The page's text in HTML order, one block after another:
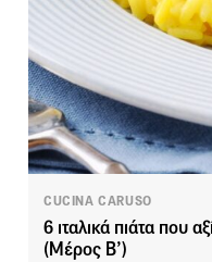
CUCINA CARUSO
6 ιταλικά πιάτα που
(Μέρος Β’)